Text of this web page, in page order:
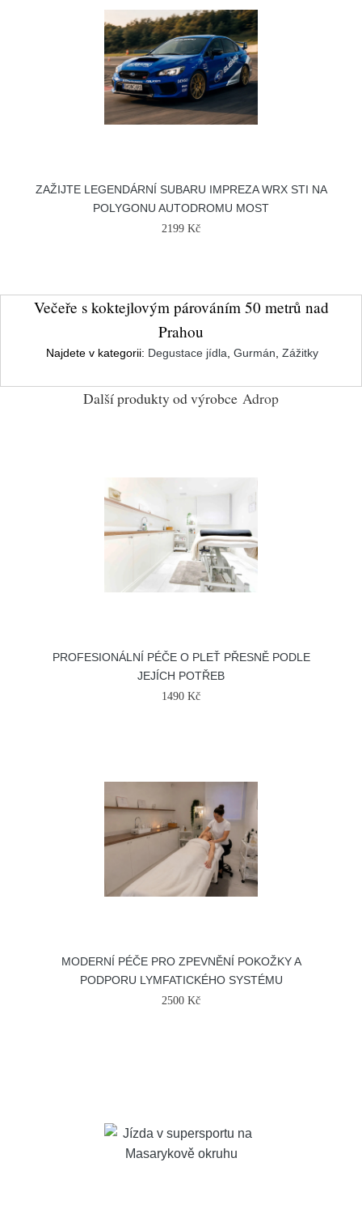
ZAŽIJTE LEGENDÁRNÍ SUBARU IMPREZA WRX STI NA
POLYGONU AUTODROMU MOST
2199 Kč
Večeře s koktejlovým párováním 50 metrů nad
Prahou
Najdete v kategorii: Degustace jídla Gurmán Zážitky
Další produkty od výrobce Adrop
PROFESIONÁLNÍ PÉČE O PLEŤ PŘESNĚ PODLE
JEJÍCH POTŘEB
1490 Kč
MODERNÍ PÉČE PRO ZPEVNĚNÍ POKOŽKY A
PODPORU LYMFATICKÉHO SYSTÉMU
2500 Kč